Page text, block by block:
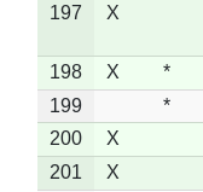
197 X
198 X *
199
*
200
X
201
X